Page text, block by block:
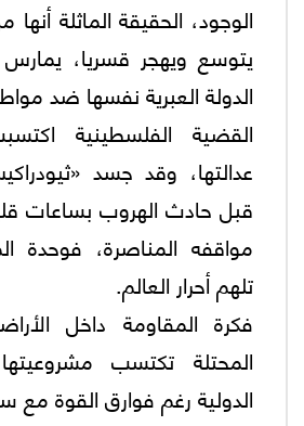
الوجود، الحقيقة الماثلة
يتوسع ويهجر قسريا،
الدولة العبرية نفسها ضد
القضية الفلسطينية
عدالتها، وقد جسد
قبل حادث الهروب بساعات
مواقفه المناصرة، فوحدة
تلهم أحرار العالم.
فكرة المقاومة داخل
المحتلة تكتسب
الدولية رغم فوارق القوة مع